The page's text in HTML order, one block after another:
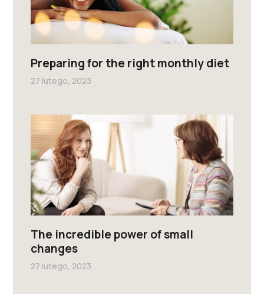
Preparing for the right monthly diet
27 lutego, 2023
The incredible power of small
changes
27 lutego, 2023